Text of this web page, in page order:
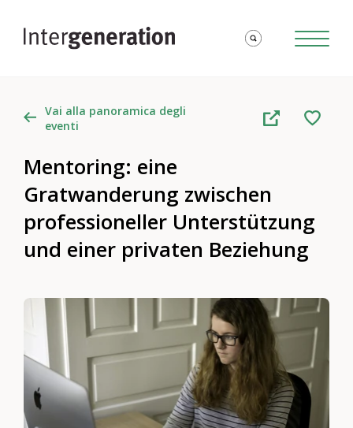
Vai alla panoramica degli
eventi
Mentoring: eine
Gratwanderung zwischen
professioneller Unterstützung
und einer privaten Beziehung